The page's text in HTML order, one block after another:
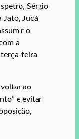
Sérgio
Jato, Jucá
o
a
terça-feira
voltar ao
e evitar